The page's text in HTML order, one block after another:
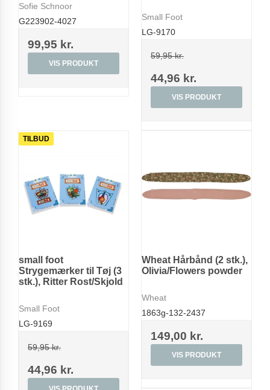
Sofie Schnoor
G223902-4027
99,95 kr.
VIS PRODUKT
Small Foot
LG-9170
59,95 kr.
44,96 kr.
VIS PRODUKT
TILBUD
small foot
Strygemærker til Tøj (3
stk.), Ritter Rost/Skjold
Small Foot
LG-9169
59,95 kr.
44,96 kr.
Wheat Hårbånd (2 stk.),
Olivia/Flowers powder
Wheat
1863g-132-2437
149,00 kr.
VIS PRODUKT